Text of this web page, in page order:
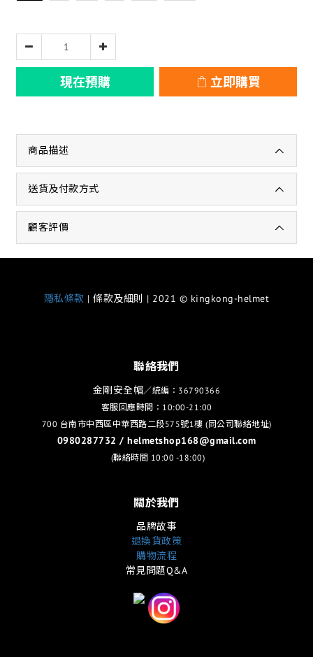
現在預購 立即購買
商品描述
送貨及付款方式
顧客評價
隱私條款 | 條款及細則 | 2021 © kingkong-helmet
聯絡我們
金剛安全帽／統編：36790366
客服回應時間：10:00-21:00
700 台南市中西區中華西路二段575號1樓 (同公司聯絡地址)
0980287732 / helmetshop168@gmail.com
(聯絡時間 10:00 -18:00)
關於我們
品牌故事
退換貨政策
購物流程
常見問題Q&A